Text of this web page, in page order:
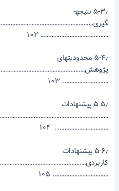
۵-۳٫ نتیجه­
…………………………………… ۱۰۲
۵-۴٫ محدودیت­های
………………………. ۱۰۳
۵-۵٫ پیشنهادات
………………………….. ۱۰۴
۵-۶٫ پیشنهادات
……………………………. ۱۰۵